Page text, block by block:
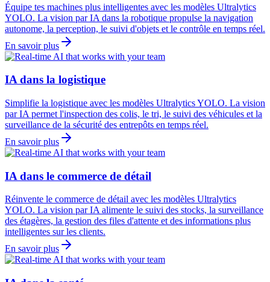
Équipe tes machines plus intelligentes avec les modèles Ultralytics
YOLO. La vision par IA dans la robotique propulse la navigation
autonome, la perception, le suivi d'objets et le contrôle en temps réel.
En savoir plus
IA dans la logistique
Simplifie la logistique avec les modèles Ultralytics YOLO. La vision
par IA permet l'inspection des colis, le tri, le suivi des véhicules et la
surveillance de la sécurité des entrepôts en temps réel.
En savoir plus
IA dans le commerce de détail
Réinvente le commerce de détail avec les modèles Ultralytics
YOLO. La vision par IA alimente le suivi des stocks, la surveillance
des étagères, la gestion des files d'attente et des informations plus
intelligentes sur les clients.
En savoir plus